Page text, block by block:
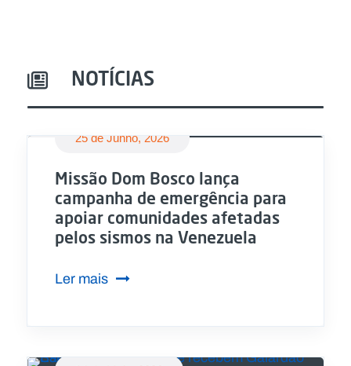
NOTÍCIAS
25 de Junho, 2026
Missão Dom Bosco lança
campanha de emergência para
apoiar comunidades afetadas
pelos sismos na Venezuela
Ler mais